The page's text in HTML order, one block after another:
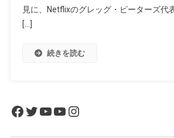
見に、Netflixのグレッグ・ピーターズ代
[…]
続きを読む
Facebook
Twitter
YouTube
YouTube
Instagram